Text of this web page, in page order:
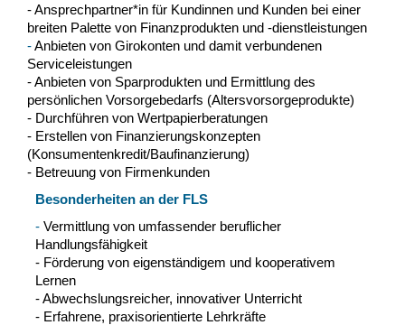
- Ansprechpartner*in für Kundinnen und Kunden bei einer
breiten Palette von Finanzprodukten und -dienstleistungen
-Anbieten von Girokonten und damit verbundenen
Serviceleistungen
- Anbieten von Sparprodukten und Ermittlung des
persönlichen Vorsorgebedarfs (Altersvorsorgeprodukte)
- Durchführen von Wertpapierberatungen
- Erstellen von Finanzierungskonzepten
(Konsumentenkredit/Baufinanzierung)
- Betreuung von Firmenkunden
Besonderheiten an der FLS
- Vermittlung von umfassender beruflicher
Handlungsfähigkeit
- Förderung von eigenständigem und kooperativem
Lernen
- Abwechslungsreicher, innovativer Unterricht
- Erfahrene, praxisorientierte Lehrkräfte